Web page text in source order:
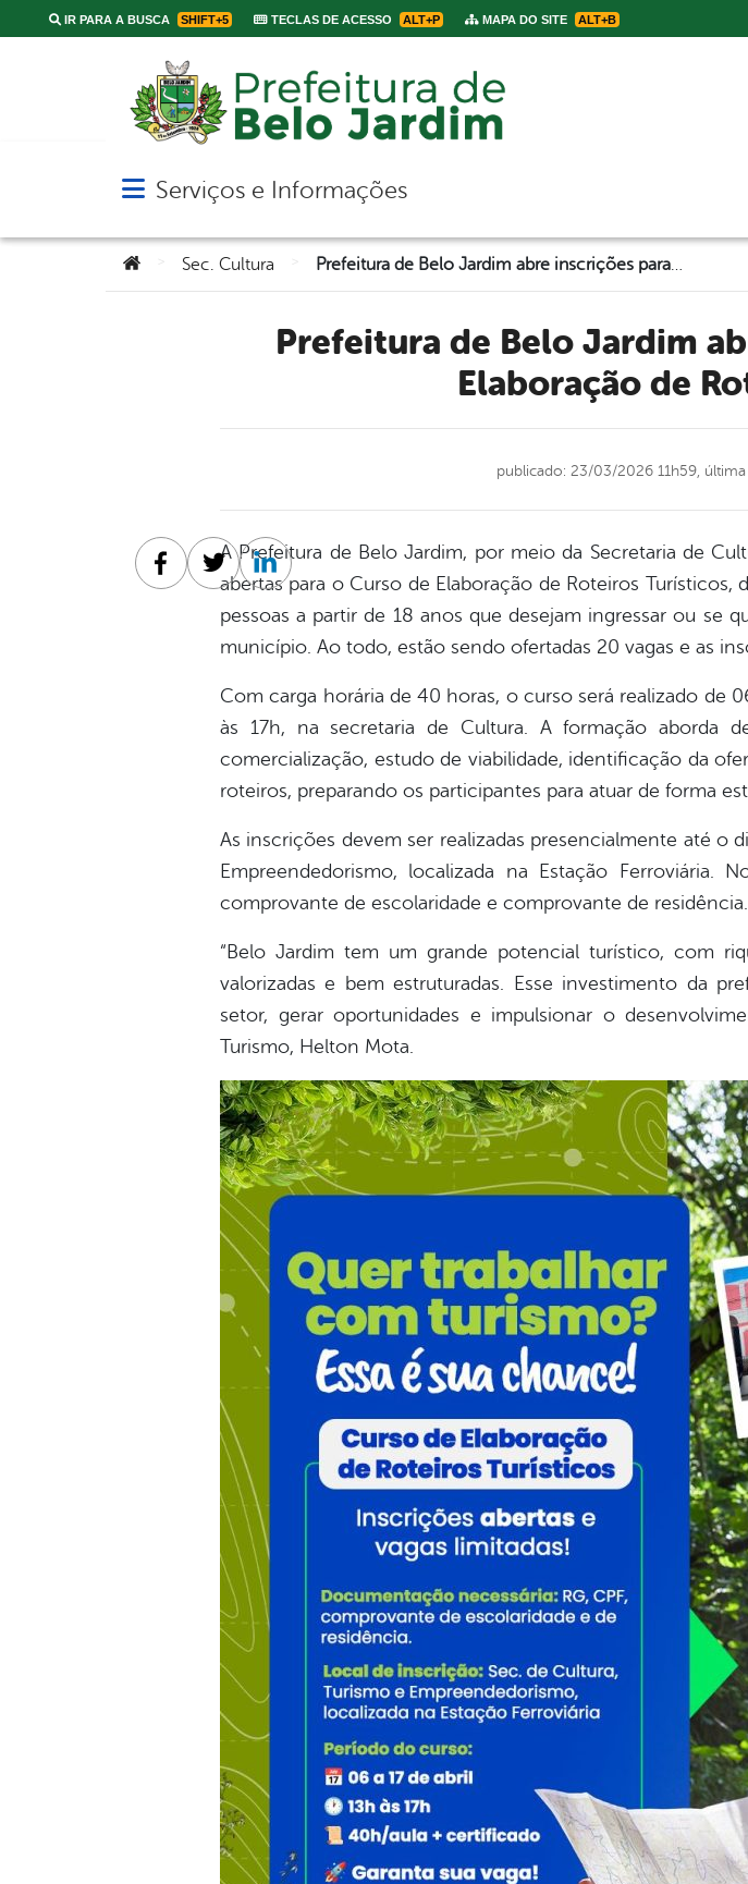
IR PARA A BUSCA SHIFT+5 TECLAS DE ACESSO ALT+P MAPA DO SITE ALT+B
Abrir menu principal de navegação
Serviços e Informações
Você está aqui:
Sec. Cultura
Prefeitura de Belo Jardim abre inscrições para curso de
Elaboração de
publicado: 23/03/2026 11h59,
A Prefeitura de Belo Jardim, por meio da Secretaria de
abertas para o Curso de Elaboração de Roteiros
pessoas a partir de 18 anos que desejam ingressar ou
município. Ao todo, estão sendo ofertadas 20 vagas e as
Com carga horária de 40 horas, o curso será realizado de
às 17h, na secretaria de Cultura. A formação aborda
comercialização, estudo de viabilidade, identificação da
roteiros, preparando os participantes para atuar de forma
As inscrições devem ser realizadas presencialmente até o
Empreendedorismo, localizada na Estação Ferroviária.
comprovante de escolaridade e comprovante de residência.
“Belo Jardim tem um grande potencial turístico, com
valorizadas e bem estruturadas. Esse investimento da
setor, gerar oportunidades e impulsionar o
Turismo, Helton Mota.
Facebook
TwitterLinkedin